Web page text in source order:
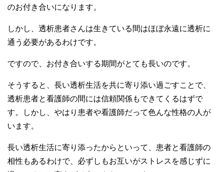
のお付き合いになります。
しかし、透析患者さんは生きている間はほぼ永遠に透析に
通う必要があるわけです。
ですので、お付き合いする期間がとても長いのです。
そうすると、長い透析生活を共に寄り添い過ごすことで、
透析患者と看護師の間には信頼関係もできてくるはずで
す。しかし、やはり患者や看護師だって色んな性格の人が
います。
長い透析生活に寄り添ったからといって、患者と看護師の
相性もあるわけで、必ずしもお互いがストレスを感じずに